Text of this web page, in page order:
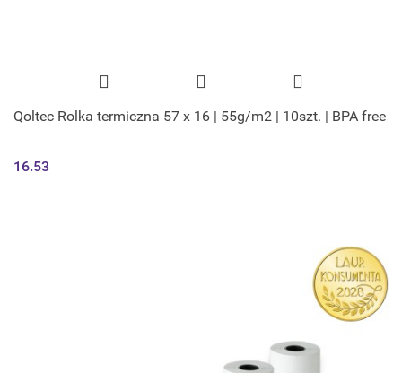
Qoltec Rolka termiczna 57 x 16 | 55g/m2 | 10szt. | BPA free
16.53